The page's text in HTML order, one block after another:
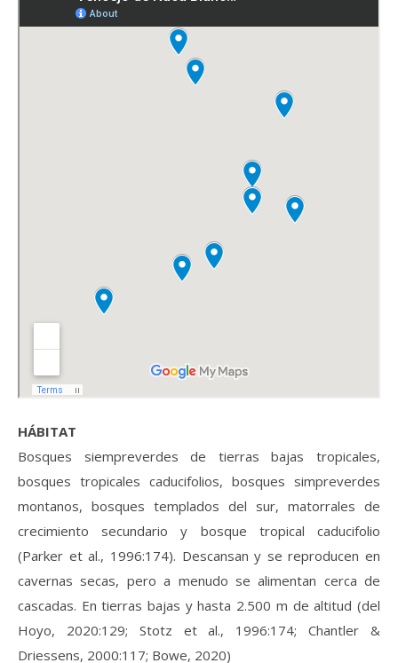
HÁBITAT
Bosques siempreverdes de tierras bajas tropicales,
bosques tropicales caducifolios, bosques simpreverdes
montanos, bosques templados del sur, matorrales de
crecimiento secundario y bosque tropical caducifolio
(Parker et al., 1996:174). Descansan y se reproducen en
cavernas secas, pero a menudo se alimentan cerca de
cascadas. En tierras bajas y hasta 2.500 m de altitud (del
Hoyo, 2020:129; Stotz et al., 1996:174; Chantler &
Driessens, 2000:117; Bowe, 2020)